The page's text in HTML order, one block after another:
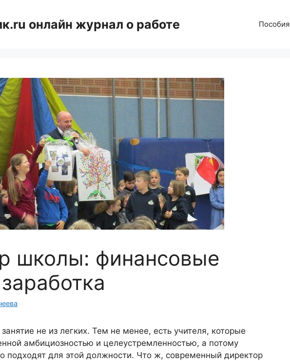
онлайн журнал о работе Пособия
школы: финансовые
не из легких. Тем не менее, есть учителя, которые
амбициозностью и целеустремленностью, а потому
подходят для этой должности. Что ж, современный директор